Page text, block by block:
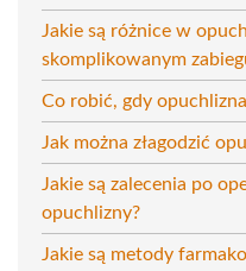
Jakie są różnice w
skomplikowanym
Co robić, gdy
Jak można złagodzić
Jakie są zalecenia po
opuchlizny?
Jakie są metody